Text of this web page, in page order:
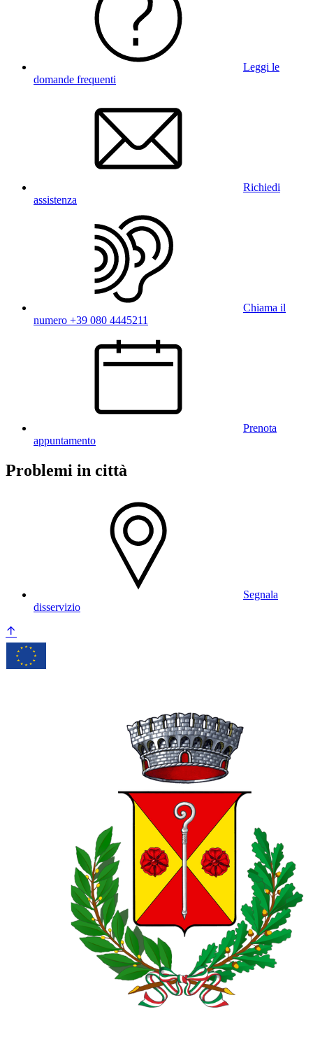
Leggi le
domande frequenti
Richiedi
assistenza
Chiama il
numero +39 080 4445211
Prenota
appuntamento
Problemi in città
Segnala
disservizio